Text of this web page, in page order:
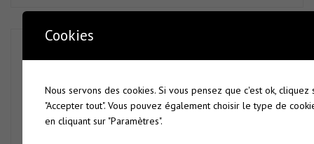
Architecture
14
Bureautique
10
Cookies
Nous servons des cookies. Si vous pensez que c'est ok, cliquez
"Accepter tout". Vous pouvez également choisir le type de
en cliquant sur "Paramètres".